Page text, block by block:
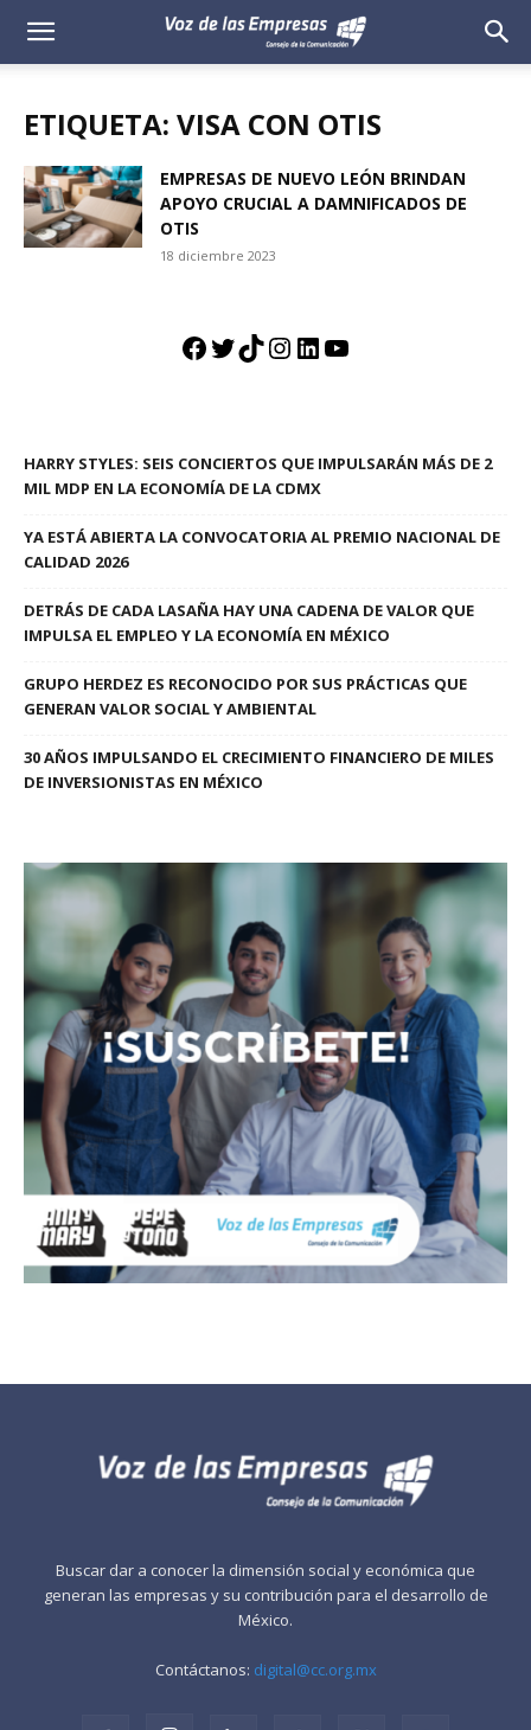
Voz
Empresas
ETIQUETA: VISA CON OTIS
EMPRESAS DE NUEVO LEÓN BRINDAN
APOYO CRUCIAL A DAMNIFICADOS DE
OTIS
18 diciembre 2023
Facebook
Twitter
TikTok
Instagram
LinkedIn
YouTube
HARRY STYLES: SEIS CONCIERTOS QUE IMPULSARÁN MÁS DE 2
MIL MDP EN LA ECONOMÍA DE LA CDMX
YA ESTÁ ABIERTA LA CONVOCATORIA AL PREMIO NACIONAL DE
CALIDAD 2026
DETRÁS DE CADA LASAÑA HAY UNA CADENA DE VALOR QUE
IMPULSA EL EMPLEO Y LA ECONOMÍA EN MÉXICO
GRUPO HERDEZ ES RECONOCIDO POR SUS PRÁCTICAS QUE
GENERAN VALOR SOCIAL Y AMBIENTAL
30 AÑOS IMPULSANDO EL CRECIMIENTO FINANCIERO DE MILES
DE INVERSIONISTAS EN MÉXICO
Buscar dar a conocer la dimensión social y económica que
generan las empresas y su contribución para el desarrollo de
México.
Contáctanos: digital@cc.org.mx